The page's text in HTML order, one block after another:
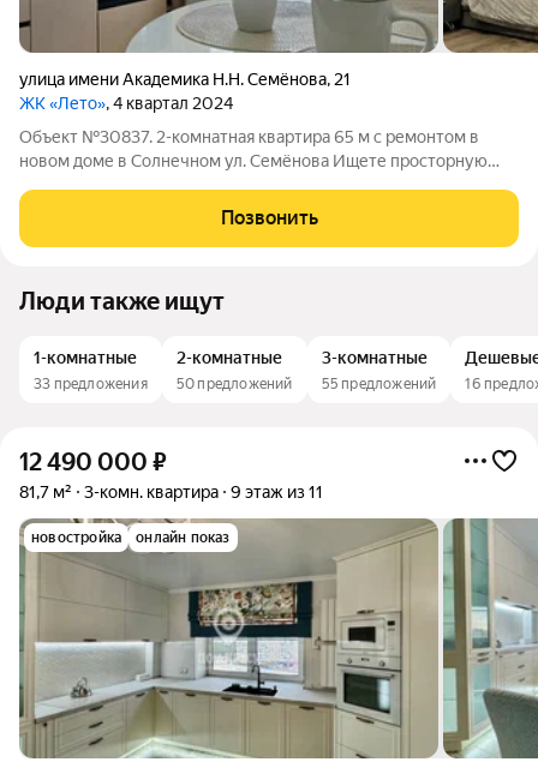
улица имени Академика Н.Н. Семёнова, 21
ЖК «Лето», 4 квартал 2024
Объект №30837. 2-комнатная квартира 65 м с ремонтом в
новом доме в Солнечном ул. Семёнова Ищете просторную
дополнительных вложений? Предлагаю светлую 2-комнатную
квартиру в одном из самых
Позвонить
Люди также ищут
1-комнатные
33 предложения
2-комнатные
50 предложений
3-комнатные
55 предложений 16
12 490 000 ₽
81,7 м² 3-комн. квартира 9 этаж из 11
новостройка онлайн показ